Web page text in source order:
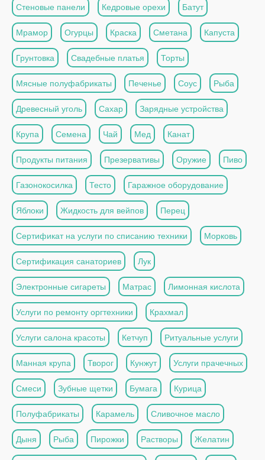
Стеновые панели Кедровые орехи Батут
Мрамор Огурцы Краска Сметана Капуста
Грунтовка Свадебные платья Торты
Мясные полуфабрикаты Печенье Соус Рыба
Древесный уголь Сахар Зарядные устройства
Крупа Семена Чай Мед Канат
Продукты питания Презервативы Оружие Пиво
Газонокосилка Тесто Гаражное оборудование
Яблоки Жидкость для вейпов Перец
Сертификат на услуги по списанию техники Морковь
Сертификация санаториев Лук
Электронные сигареты Матрас Лимонная кислота
Услуги по ремонту оргтехники Крахмал
Услуги салона красоты Кетчуп Ритуальные услуги
Манная крупа Творог Кунжут Услуги прачечных
Смеси Зубные щетки Бумага Курица
Полуфабрикаты Карамель Сливочное масло
Дыня Рыба Пирожки Растворы Желатин